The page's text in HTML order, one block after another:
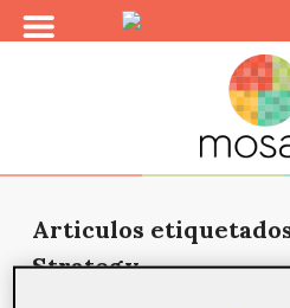
Articulos
Strategy